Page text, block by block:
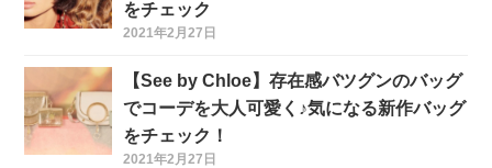
をチェック
2021年2月27日
【See by Chloe】存在感バツグンのバッグ
でコーデを大人可愛く♪気になる新作バッグ
をチェック！
2021年2月27日